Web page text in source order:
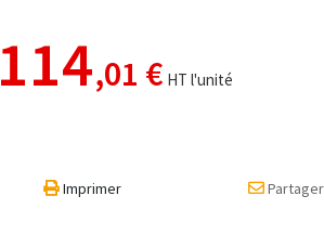
114,01 € HT l'unité
Imprimer Partager